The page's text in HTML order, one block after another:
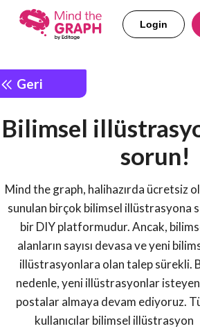
Login
Geri
Bilimsel
sorun!
Mind the graph, halihazırda ücretsiz
sunulan birçok bilimsel illüstrasyona
bir DIY platformudur. Ancak,
alanların sayısı devasa ve yeni
illüstrasyonlara olan talep sürekli.
nedenle, yeni illüstrasyonlar
postalar almaya devam ediyoruz.
kullanıcılar bilimsel illüstrasyon